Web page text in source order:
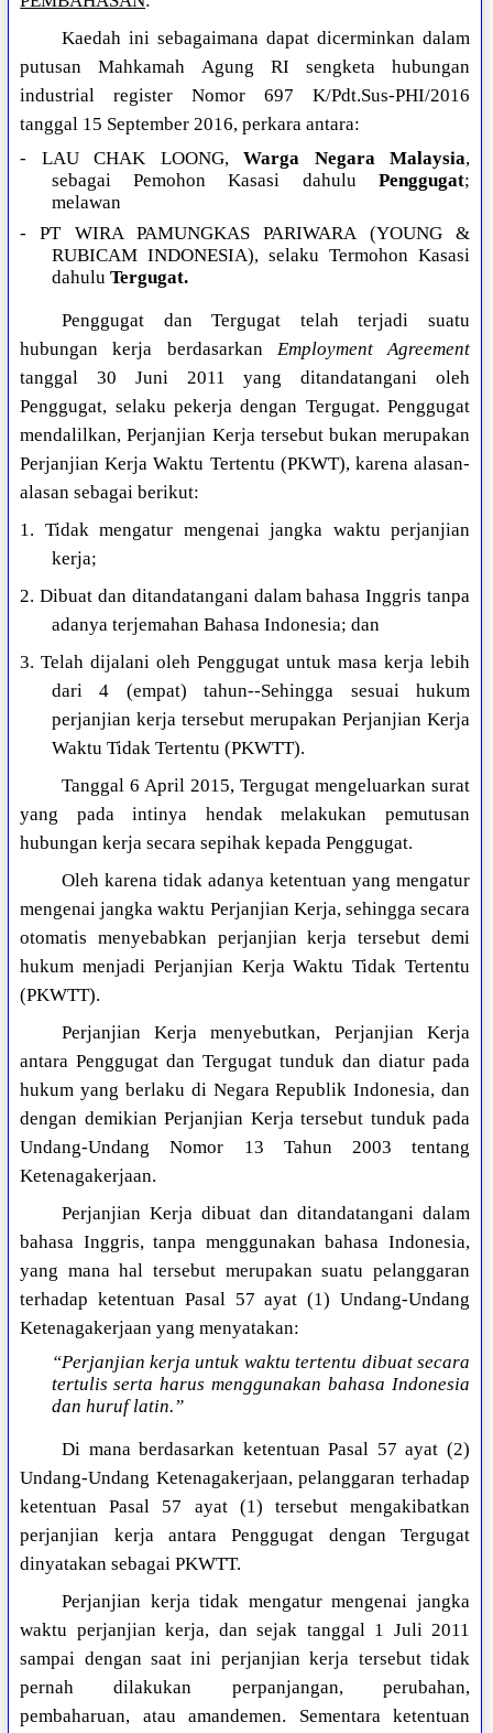
Kaedah ini sebagaimana dapat dicerminkan dalam
putusan Mahkamah Agung RI sengketa hubungan
industrial register Nomor 697 K/Pdt.Sus-PHI/2016
tanggal 15 September 2016, perkara antara:
- LAU CHAK LOONG,Warga Negara Malaysia,
sebagai Pemohon Kasasi dahulu Penggugat;
melawan
- PT WIRA PAMUNGKAS PARIWARA (YOUNG &
RUBICAM INDONESIA), selaku Termohon Kasasi
dahulu Tergugat.
Penggugat dan Tergugat telah terjadi suatu
hubungan kerja berdasarkan Employment Agreement
tanggal 30 Juni 2011 yang ditandatangani oleh
Penggugat, selaku pekerja dengan Tergugat. Penggugat
mendalilkan, Perjanjian Kerja tersebut bukan merupakan
Perjanjian Kerja Waktu Tertentu (PKWT), karena alasan-
alasan sebagai berikut:
1. Tidak mengatur mengenai jangka waktu perjanjian
kerja;
2. Dibuat dan ditandatangani dalam bahasa Inggris tanpa
adanya terjemahan Bahasa Indonesia; dan
3. Telah dijalani oleh Penggugat untuk masa kerja lebih
dari 4 (empat) tahun--Sehingga sesuai hukum
perjanjian kerja tersebut merupakan Perjanjian Kerja
Waktu Tidak Tertentu (PKWTT).
Tanggal 6 April 2015, Tergugat mengeluarkan surat
yang pada intinya hendak melakukan pemutusan
hubungan kerja secara sepihak kepada Penggugat.
Oleh karena tidak adanya ketentuan yang mengatur
mengenai jangka waktu Perjanjian Kerja, sehingga secara
otomatis menyebabkan perjanjian kerja tersebut demi
hukum menjadi Perjanjian Kerja Waktu Tidak Tertentu
(PKWTT).
Perjanjian Kerja menyebutkan, Perjanjian Kerja
antara Penggugat dan Tergugat tunduk dan diatur pada
hukum yang berlaku di Negara Republik Indonesia, dan
dengan demikian Perjanjian Kerja tersebut tunduk pada
Undang-Undang Nomor 13 Tahun 2003 tentang
Ketenagakerjaan.
Perjanjian Kerja dibuat dan ditandatangani dalam
bahasa Inggris, tanpa menggunakan bahasa Indonesia,
yang mana hal tersebut merupakan suatu pelanggaran
terhadap ketentuan Pasal 57 ayat (1) Undang-Undang
Ketenagakerjaan yang menyatakan:
“Perjanjian kerja untuk waktu tertentu dibuat secara
tertulis serta harus menggunakan bahasa Indonesia
dan huruf latin.”
Di mana berdasarkan ketentuan Pasal 57 ayat (2)
Undang-Undang Ketenagakerjaan, pelanggaran terhadap
ketentuan Pasal 57 ayat (1) tersebut mengakibatkan
perjanjian kerja antara Penggugat dengan Tergugat
dinyatakan sebagai PKWTT.
Perjanjian kerja tidak mengatur mengenai jangka
waktu perjanjian kerja, dan sejak tanggal 1 Juli 2011
sampai dengan saat ini perjanjian kerja tersebut tidak
pernah dilakukan perpanjangan, perubahan,
pembaharuan, atau amandemen. Sementara ketentuan